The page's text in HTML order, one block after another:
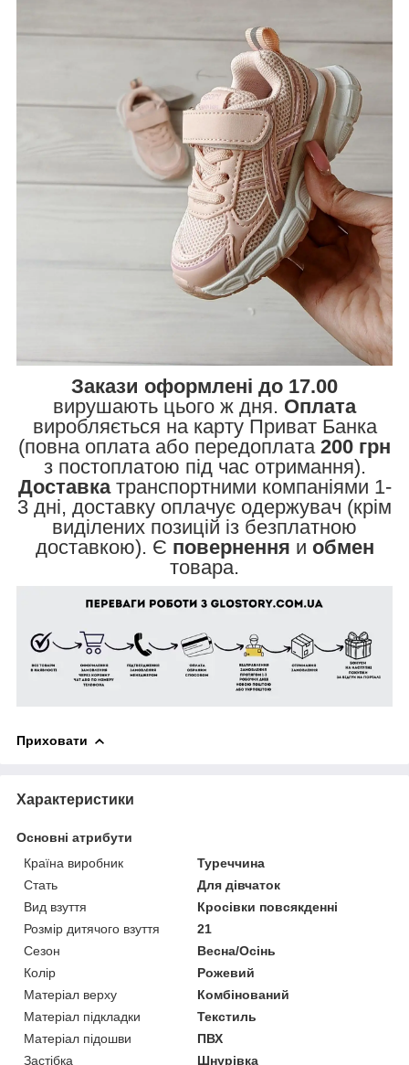
Закази оформлені до 17.00
вирушають цього ж дня. Оплата
виробляється на карту Приват Банка
(повна оплата або передоплата 200 грн
з постоплатою під час отримання).
Доставкатранспортними компаніями 1-
3 дні, доставку оплачує одержувач (крім
виділених позицій із безплатною
доставкою). Є повернення и обмен
товара.
Приховати
Характеристики
Основні атрибути
Країна виробник
Туреччина
Стать
Для дівчаток
Вид взуття
Кросівки повсякденні
Розмір дитячого взуття
21
Сезон
Весна/Осінь
Колір
Рожевий
Матеріал верху
Комбінований
Матеріал підкладки
Текстиль
Матеріал підошви
ПВХ
Застібка
Шнурівка